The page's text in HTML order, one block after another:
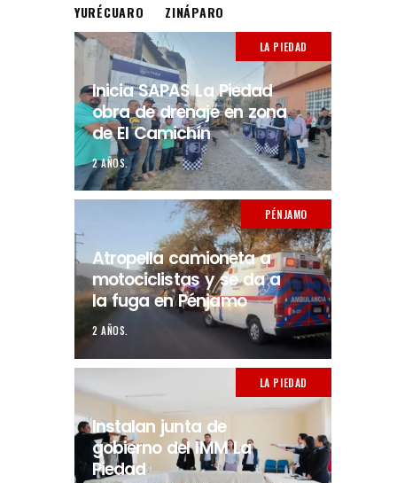
YURÉCUARO
ZINÁPARO
LA PIEDAD
Inicia SAPAS La Piedad
obra de drenaje en zona
de El Camichín
2 AÑOS.
PÉNJAMO
Atropella camioneta a
motociclistas y se da a
la fuga en Pénjamo
2 AÑOS.
LA PIEDAD
Instalan junta de
gobierno del IMM La
Piedad